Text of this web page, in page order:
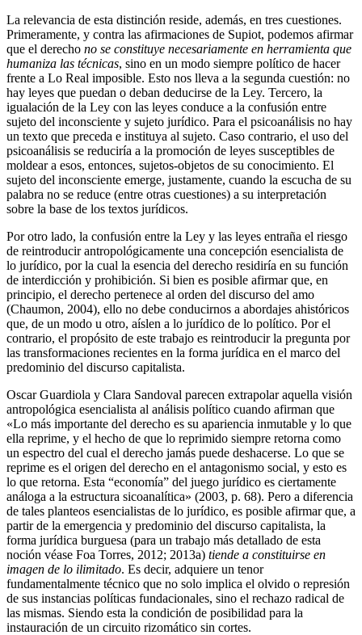
La relevancia de esta distinción reside, además, en tres cuestiones.
Primeramente, y contra las afirmaciones de Supiot, podemos afirmar
que el derecho no se constituye necesariamente en herramienta que
humaniza las técnicas, sino en un modo siempre político de hacer
frente a Lo Real imposible. Esto nos lleva a la segunda cuestión: no
hay leyes que puedan o deban deducirse de la Ley. Tercero, la
igualación de la Ley con las leyes conduce a la confusión entre
sujeto del inconsciente y sujeto jurídico. Para el psicoanálisis no hay
un texto que preceda e instituya al sujeto. Caso contrario, el uso del
psicoanálisis se reduciría a la promoción de leyes susceptibles de
moldear a esos, entonces, sujetos-objetos de su conocimiento. El
sujeto del inconsciente emerge, justamente, cuando la escucha de su
palabra no se reduce (entre otras cuestiones) a su interpretación
sobre la base de los textos jurídicos.
Por otro lado, la confusión entre la Ley y las leyes entraña el riesgo
de reintroducir antropológicamente una concepción esencialista de
lo jurídico, por la cual la esencia del derecho residiría en su función
de interdicción y prohibición. Si bien es posible afirmar que, en
principio, el derecho pertenece al orden del discurso del amo
(Chaumon, 2004), ello no debe conducirnos a abordajes ahistóricos
que, de un modo u otro, aíslen a lo jurídico de lo político. Por el
contrario, el propósito de este trabajo es reintroducir la pregunta por
las transformaciones recientes en la forma jurídica en el marco del
predominio del discurso capitalista.
Oscar Guardiola y Clara Sandoval parecen extrapolar aquella visión
antropológica esencialista al análisis político cuando afirman que
«Lo más importante del derecho es su apariencia inmutable y lo que
ella reprime, y el hecho de que lo reprimido siempre retorna como
un espectro del cual el derecho jamás puede deshacerse. Lo que se
reprime es el origen del derecho en el antagonismo social, y esto es
lo que retorna. Esta “economía” del juego jurídico es ciertamente
análoga a la estructura sicoanalítica» (2003, p. 68). Pero a diferencia
de tales planteos esencialistas de lo jurídico, es posible afirmar que, a
partir de la emergencia y predominio del discurso capitalista, la
forma jurídica burguesa (para un trabajo más detallado de esta
noción véase Foa Torres, 2012; 2013a) tiende a constituirse en
imagen de lo ilimitado. Es decir, adquiere un tenor
fundamentalmente técnico que no solo implica el olvido o represión
de sus instancias políticas fundacionales, sino el rechazo radical de
las mismas. Siendo esta la condición de posibilidad para la
instauración de un circuito rizomático sin cortes.